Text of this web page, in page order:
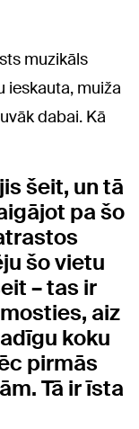
muzikāls
ieskauta, muiža
dabai. Kā
šeit, un tā
pa šo
šo vietu
– tas ir
aiz
koku
pirmās
Tā ir īsta